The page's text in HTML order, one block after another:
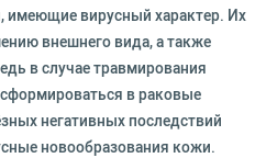
имеющие вирусный характер. Их
внешнего вида, а также
в случае травмирования
в раковые
негативных последствий
новообразования кожи.